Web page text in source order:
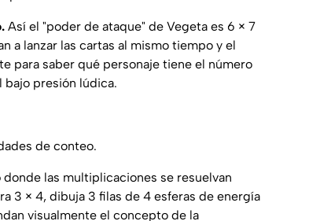
Así el "poder de ataque" de Vegeta es 6 × 7
a lanzar las cartas al mismo tiempo y el
para saber qué personaje tiene el número
bajo presión lúdica.
de conteo.
donde las multiplicaciones se resuelvan
3 × 4, dibuja 3 filas de 4 esferas de energía
visualmente el concepto de la